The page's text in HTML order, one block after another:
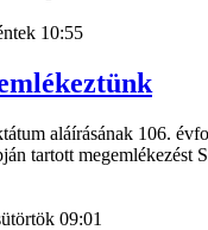
10:55
aláírásának 106.
tartott megemlékezést
09:01